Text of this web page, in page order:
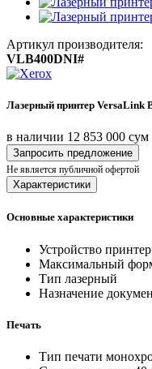
Артикул производителя:
VLB400DNI#
Лазерный принтер VersaLink
в наличии 12 853 000 сум
Запросить предложение
Не является публичной офертой
Характеристики
Основные характеристики
Устройство принтер
Максимальный
Тип лазерный
Назначение
Печать
Тип печати